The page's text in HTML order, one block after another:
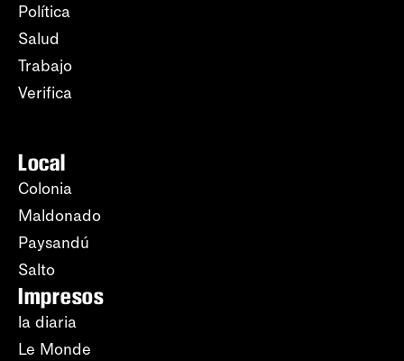
Política
Salud
Trabajo
Verifica
Local
Colonia
Maldonado
Paysandú
Salto
Impresos
la diaria
Le Monde